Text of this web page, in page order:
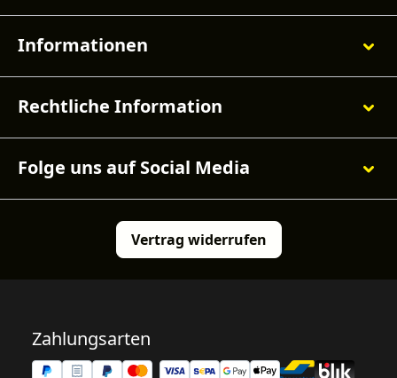
Informationen
Rechtliche Information
Folge uns auf Social Media
Vertrag widerrufen
Zahlungsarten